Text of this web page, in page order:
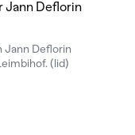
Deflorin
(lid)